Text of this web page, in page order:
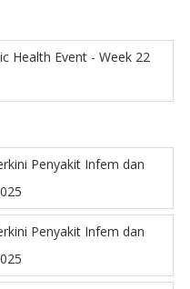
Health Event - Week 22
Penyakit Infem dan
Penyakit Infem dan